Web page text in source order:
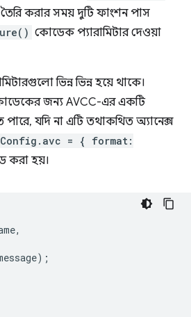
করার সময় দুটি ফাংশন পাস
কোডেক প্যারামিটার দেওয়া
ভিন্ন ভিন্ন হয়ে থাকে।
জন্য AVCC-এর একটি
যদি না এটি তথাকথিত অ্যানেক্স
= { format:
করা হয়।
,
);